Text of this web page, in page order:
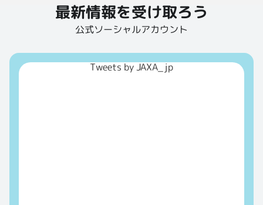
最新情報を受け取ろう
公式ソーシャルアカウント
Tweets by JAXA_jp